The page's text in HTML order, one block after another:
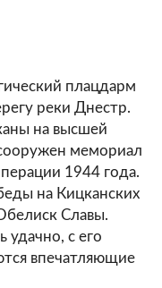
плацдарм
реки Днестр.
на высшей
мемориал
1944 года.
на Кицканских
Славы.
удачно, с его
впечатляющие